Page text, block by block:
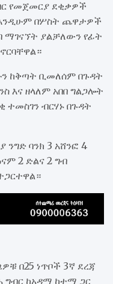
የመጀመርያ ደቂቃዎች
በሦስት ጨዋታዎች
ማገናኘት ያልቻለውን የፊት
ከቅጣት ቢመለሰም በጉዳት
እና ዘላለም አበበ ግልጋሎት
ተመስገን ብርሃኑ በጉዳት
ባንክ 3 አሸንፎ 4
2 ድልና 2 ግብ
በ25 ነጥቦች 3ኛ ደረጃ
ግብር ከአዳማ ከተማ ጋር